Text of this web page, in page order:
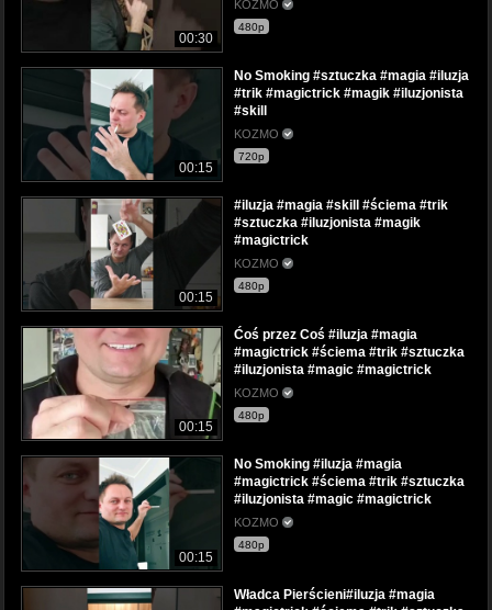
00:30
KOZMO
480p
00:15
No Smoking #sztuczka #magia #iluzja
#trik #magictrick #magik #iluzjonista
#skill
KOZMO
720p
00:15
#iluzja #magia #skill #ściema #trik
#sztuczka #iluzjonista #magik
#magictrick
KOZMO
480p
00:15
Ćoś przez Coś #iluzja #magia
#magictrick #ściema #trik #sztuczka
#iluzjonista #magic #magictrick
KOZMO
480p
00:15
No Smoking #iluzja #magia
#magictrick #ściema #trik #sztuczka
#iluzjonista #magic #magictrick
KOZMO
480p
Władca Pierścieni#iluzja #magia